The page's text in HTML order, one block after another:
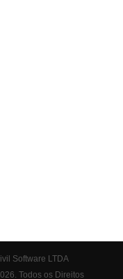
Software LTDA
Todos os Direitos